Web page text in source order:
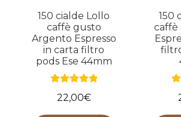
150 cialde Lollo
caffè gusto
Argento Espresso
in carta filtro
pods Ese 44mm
su 5
22,00€
150
caffè